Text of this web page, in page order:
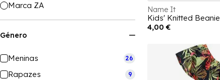
Marca ZA
Género
Meninas 26
Rapazes 9
Name It
Kids' Knitted Beanie
4,00 €